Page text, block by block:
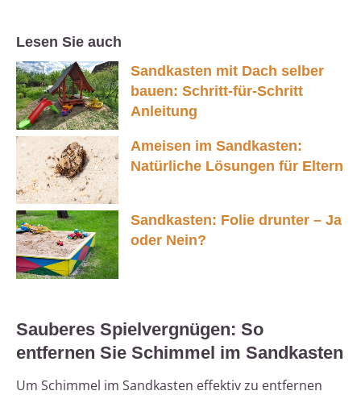
Lesen Sie auch
Sandkasten mit Dach selber
bauen: Schritt-für-Schritt
Anleitung
Ameisen im Sandkasten:
Natürliche Lösungen für Eltern
Sandkasten: Folie drunter – Ja
oder Nein?
Sauberes Spielvergnügen: So
entfernen Sie Schimmel im Sandkasten
Um Schimmel im Sandkasten effektiv zu entfernen